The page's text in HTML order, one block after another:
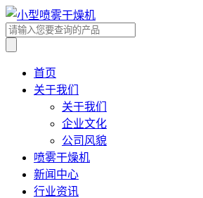
首页
关于我们
关于我们
企业文化
公司风貌
喷雾干燥机
新闻中心
行业资讯